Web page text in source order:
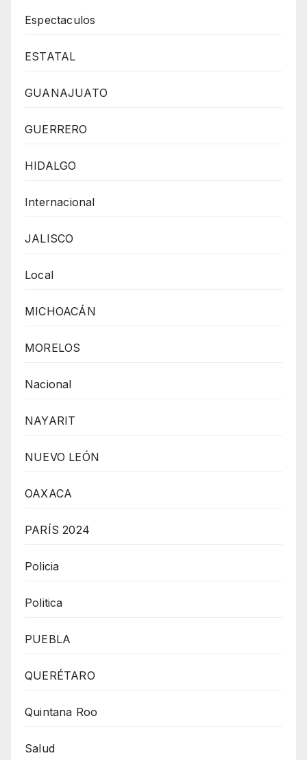
Espectaculos
ESTATAL
GUANAJUATO
GUERRERO
HIDALGO
Internacional
JALISCO
Local
MICHOACÁN
MORELOS
Nacional
NAYARIT
NUEVO LEÓN
OAXACA
PARÍS 2024
Policia
Politica
PUEBLA
QUERÉTARO
Quintana Roo
Salud